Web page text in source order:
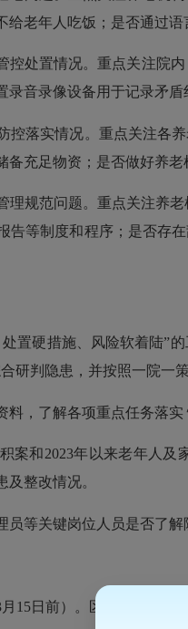
给老年人吃饭；是否通过
处置情况。重点关注院内
录音录像设备用于记录矛
实情况。重点关注各养
充足物资；是否做好养
范问题。重点关注养老
告等制度和程序；是否存
硬措施、风险软着陆”的
研判隐患，并按照一院一
，了解各项重点任务落实
案和2023年以来老年人
整改情况。
员等关键岗位人员是否了
日前）。区民政局结合